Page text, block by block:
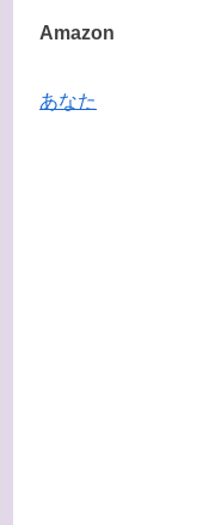
Amazon
あなた